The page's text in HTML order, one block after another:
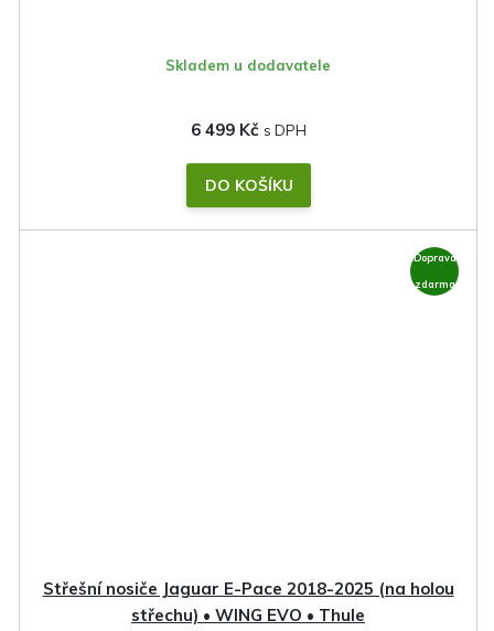
Skladem u dodavatele
6 499 Kč
DO KOŠÍKU
Doprava
zdarma
Střešní nosiče Jaguar E-Pace 2018-2025 (na holou
střechu) • WING EVO • Thule